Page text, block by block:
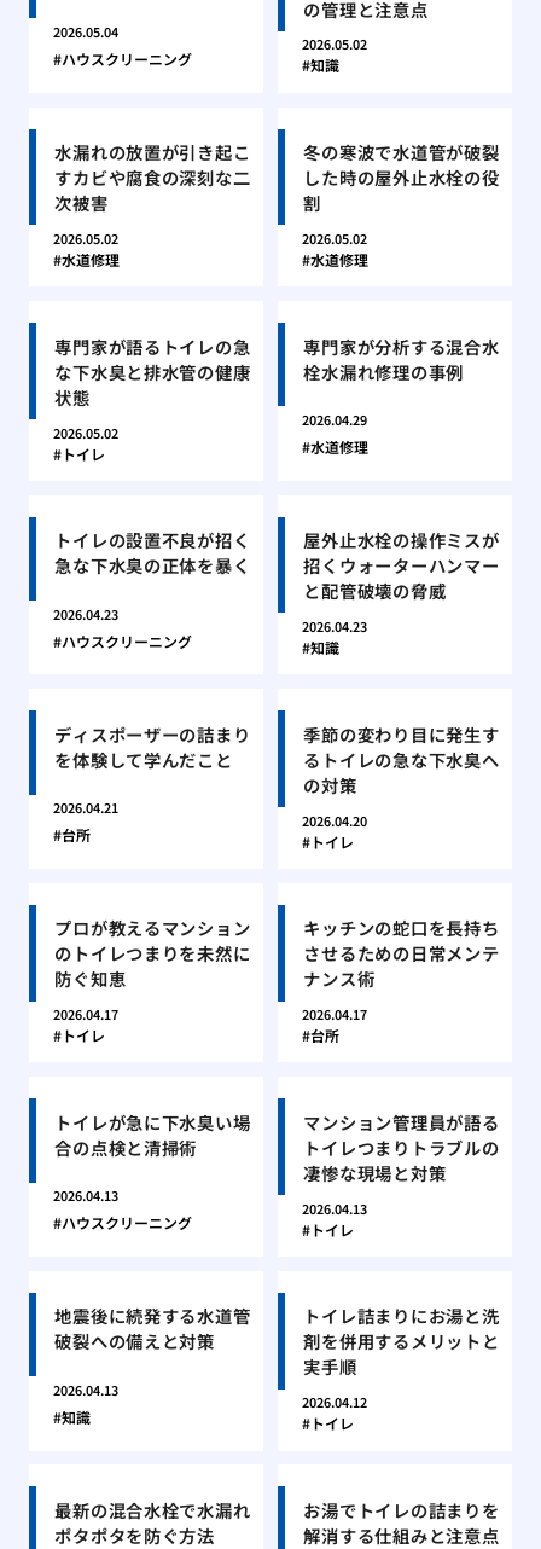
2026.05.04
ハウスクリーニング
の管理と注意点
2026.05.02
知識
水漏れの放置が引き起こ
すカビや腐食の深刻な二
次被害
2026.05.02
水道修理
冬の寒波で水道管が破裂
した時の屋外止水栓の役
割
2026.05.02
水道修理
専門家が語るトイレの急
な下水臭と排水管の健康
状態
2026.05.02
トイレ
専門家が分析する混合水
栓水漏れ修理の事例
2026.04.29
水道修理
トイレの設置不良が招く
急な下水臭の正体を暴く
2026.04.23
ハウスクリーニング
屋外止水栓の操作ミスが
招くウォーターハンマー
と配管破壊の脅威
2026.04.23
知識
ディスポーザーの詰まり
を体験して学んだこと
2026.04.21
台所
季節の変わり目に発生す
るトイレの急な下水臭へ
の対策
2026.04.20
トイレ
プロが教えるマンション
のトイレつまりを未然に
防ぐ知恵
2026.04.17
トイレ
キッチンの蛇口を長持ち
させるための日常メンテ
ナンス術
2026.04.17
台所
トイレが急に下水臭い場
合の点検と清掃術
2026.04.13
ハウスクリーニング
マンション管理員が語る
トイレつまりトラブルの
凄惨な現場と対策
2026.04.13
トイレ
地震後に続発する水道管
破裂への備えと対策
2026.04.13
知識
トイレ詰まりにお湯と洗
剤を併用するメリットと
実手順
2026.04.12
トイレ
最新の混合水栓で水漏れ
ポタポタを防ぐ方法
お湯でトイレの詰まりを
解消する仕組みと注意点